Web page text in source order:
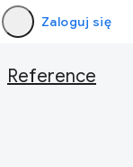
Zaloguj się
Reference